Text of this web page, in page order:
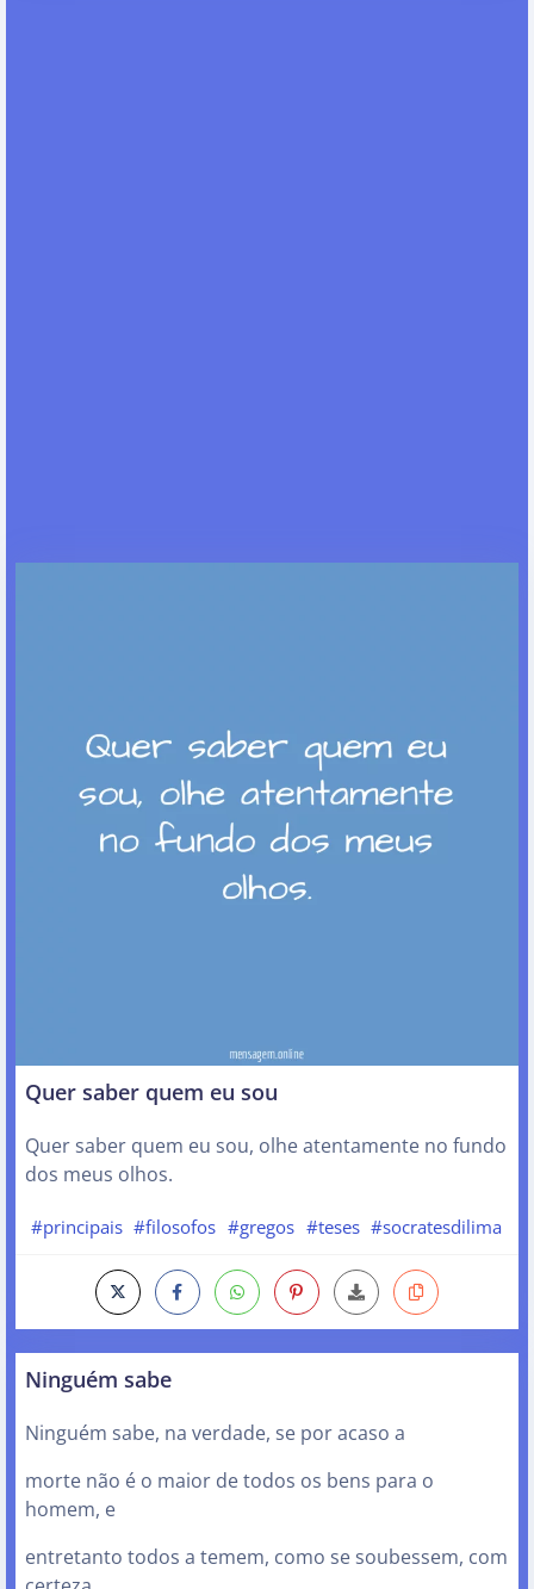
Quer saber quem eu sou
Quer saber quem eu sou, olhe atentamente no fundo
dos meus olhos.
#principais #filosofos #gregos #teses #socratesdilima
Ninguém sabe
Ninguém sabe, na verdade, se por acaso a
morte não é o maior de todos os bens para o
homem, e
entretanto todos a temem, como se soubessem, com